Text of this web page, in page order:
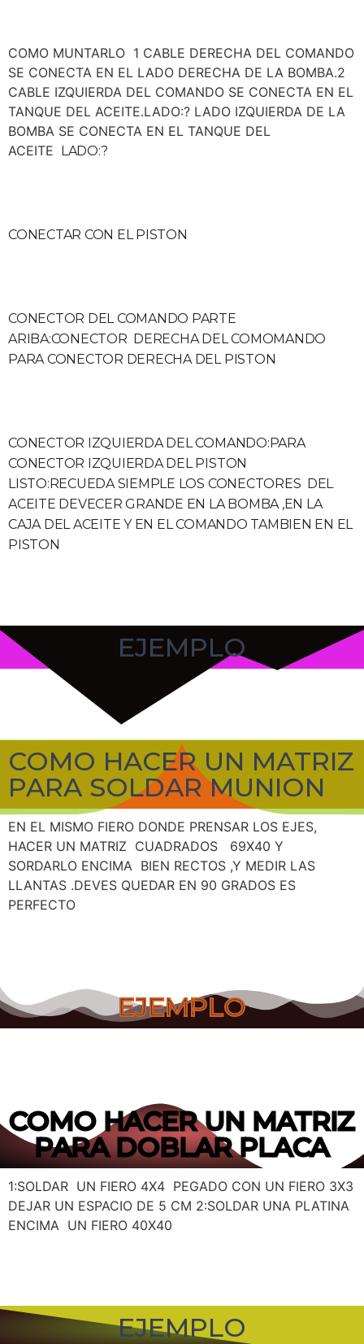
COMO MUNTARLO 1 CABLE DERECHA DEL COMANDO
SE CONECTA EN EL LADO DERECHA DE LA BOMBA.2
CABLE IZQUIERDA DEL COMANDO SE CONECTA EN EL
TANQUE DEL ACEITE.LADO:? LADO IZQUIERDA DE LA
BOMBA SE CONECTA EN EL TANQUE DEL
ACEITE LADO:?
CONECTAR CON EL PISTON
CONECTOR DEL COMANDO PARTE
ARIBA:CONECTOR DERECHA DEL COMOMANDO
PARA CONECTOR DERECHA DEL PISTON
CONECTOR IZQUIERDA DEL COMANDO:PARA
CONECTOR IZQUIERDA DEL PISTON
LISTO:RECUEDA SIEMPLE LOS CONECTORES DEL
ACEITE DEVECER GRANDE EN LA BOMBA ,EN LA
CAJA DEL ACEITE Y EN EL COMANDO TAMBIEN EN EL
PISTON
EJEMPLO
COMO HACER UN MATRIZ
PARA SOLDAR MUNION
EN EL MISMO FIERO DONDE PRENSAR LOS EJES,
HACER UN MATRIZ CUADRADOS 69X40 Y
SORDARLO ENCIMA BIEN RECTOS ,Y MEDIR LAS
LLANTAS .DEVES QUEDAR EN 90 GRADOS ES
PERFECTO
EJEMPLO
COMO HACER UN MATRIZ
PARA DOBLAR PLACA
1:SOLDAR UN FIERO 4X4 PEGADO CON UN FIERO 3X3
DEJAR UN ESPACIO DE 5 CM 2:SOLDAR UNA PLATINA
ENCIMA UN FIERO 40X40
EJEMPLO